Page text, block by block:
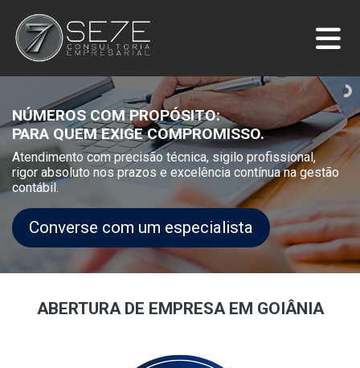
NÚMEROS COM PROPÓSITO:
PARA QUEM EXIGE COMPROMISSO.
Atendimento com precisão técnica, sigilo profissional,
rigor absoluto nos prazos e excelência contínua na gestão
contábil.
Converse com um especialista
ABERTURA DE EMPRESA EM GOIÂNIA